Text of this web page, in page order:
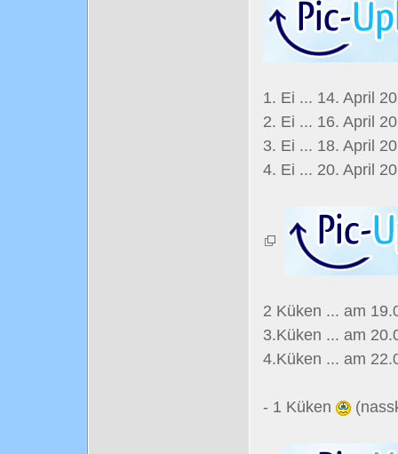
1. Ei ... 14. April
2. Ei ... 16. April
3. Ei ... 18. April
4. Ei ... 20. April
2 Küken ... am
3.Küken ... am
4.Küken ... am
- 1 Küken